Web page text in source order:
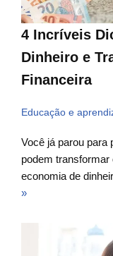
4 Incríveis
Dinheiro e
Financeira
Educação e
Você já parou para
podem transformar
economia de
»